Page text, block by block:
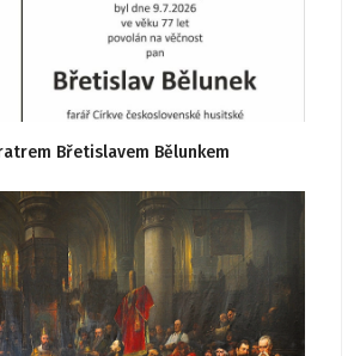
Břetislavem Bělunkem